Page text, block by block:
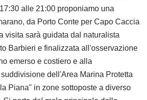
alle 21:00 proponiamo una
da Porto Conte per Capo Caccia
visita sarà guidata dal naturalista
Barbieri e finalizzata all'osservazione
emerso e costiero e alla
dell'Area Marina Protetta
Piana" in zone sottoposte a diverso